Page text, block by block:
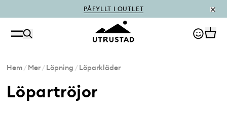
PÅFYLLT I OUTLET
Hem/Mer/Löpning /Löparkläder
Löpartröjor